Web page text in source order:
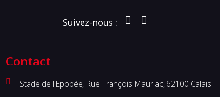
Suivez-nous :
Contact
Stade de l'Epopée, Rue François Mauriac, 62100 Calais